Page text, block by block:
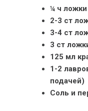
¼ ч ложки
2-3 ст
3-4 ст
3 ст
125 мл
1-2
подачей)
Соль и